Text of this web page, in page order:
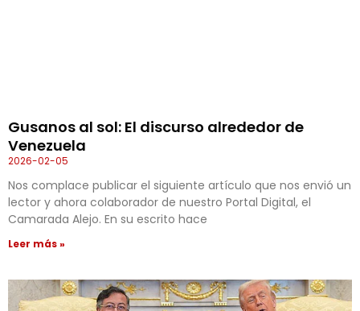
Gusanos al sol: El discurso alrededor de
Venezuela
2026-02-05
Nos complace publicar el siguiente artículo que nos envió un
lector y ahora colaborador de nuestro Portal Digital, el
Camarada Alejo. En su escrito hace
Leer más »